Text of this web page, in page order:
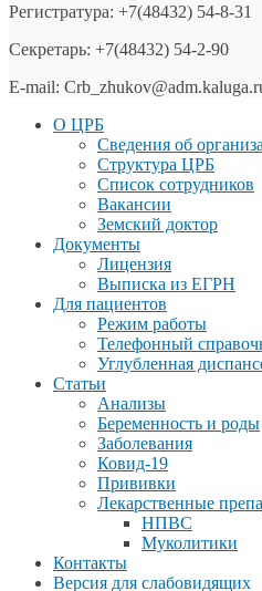
Регистратура: +7(48432) 54-8-31
Секретарь: +7(48432) 54-2-90
E-mail:
О ЦРБ
Сведения об
Структура ЦРБ
Список сотрудников
Вакансии
Земский доктор
Документы
Лицензия
Выписка из ЕГРН
Для пациентов
Режим работы
Телефонный
Углубленная
Статьи
Анализы
Беременность и роды
Заболевания
Ковид-19
Прививки
Лекарственные
НПВС
Муколитики
Контакты
Версия для слабовидящих